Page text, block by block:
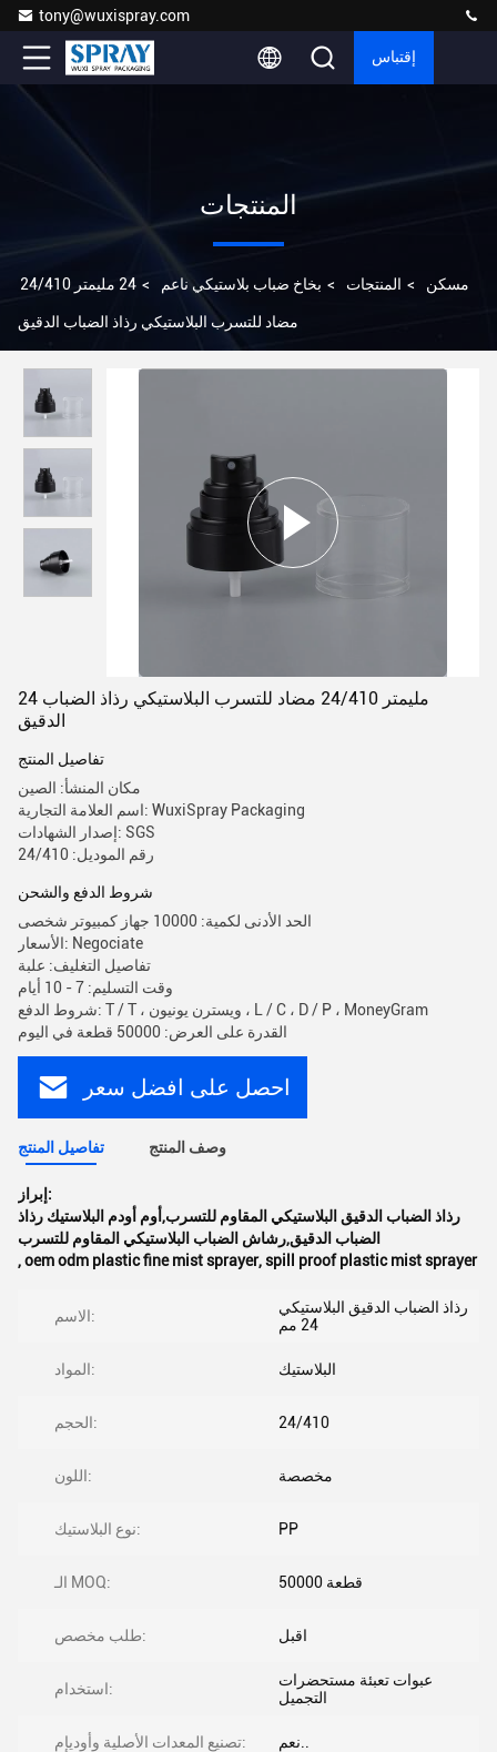
tony@wuxispray.com
إقتباس
المنتجات
مسكن > المنتجات > بخاخ ضباب بلاستيكي ناعم > 24 مليمتر 24/410
مضاد للتسرب البلاستيكي رذاذ الضباب الدقيق
24 مليمتر 24/410 مضاد للتسرب البلاستيكي رذاذ الضباب
الدقيق
تفاصيل المنتج
مكان المنشأ: الصين
اسم العلامة التجارية: WuxiSpray Packaging
إصدار الشهادات: SGS
رقم الموديل: 24/410
شروط الدفع والشحن
الحد الأدنى لكمية: 10000 جهاز كمبيوتر شخصى
الأسعار: Negociate
تفاصيل التغليف: علبة
وقت التسليم: 7 - 10 أيام
شروط الدفع: T / T ، ويسترن يونيون ، L / C ، D / P ، MoneyGram
القدرة على العرض: 50000 قطعة في اليوم
احصل على افضل سعر
تفاصيل المنتج وصف المنتج
إبراز:
رذاذ الضباب الدقيق البلاستيكي المقاوم للتسرب,أوم أودم البلاستيك رذاذ
الضباب الدقيق,رشاش الضباب البلاستيكي المقاوم للتسرب
,oem odm plastic fine mist sprayer,spill proof plastic mist sprayer
الاسم:
رذاذ الضباب الدقيق البلاستيكي
24 مم
المواد: البلاستيك
الحجم: 24/410
اللون: مخصصة
نوع البلاستيك: PP
الـ MOQ: 50000 قطعة
طلب مخصص: اقبل
استخدام:
عبوات تعبئة مستحضرات
التجميل
تصنيع المعدات الأصلية وأوديإم: